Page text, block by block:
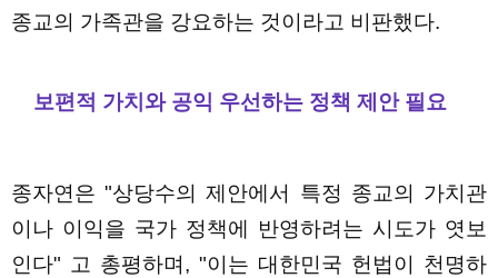
종교의 가족관을 강요하는 것이라고 비판했다.
보편적 가치와 공익 우선하는 정책 제안 필요
종자연은 "상당수의 제안에서 특정 종교의 가치관
이나 이익을 국가 정책에 반영하려는 시도가 엿보
인다" 고 총평하며, "이는 대한민국 헌법이 천명하